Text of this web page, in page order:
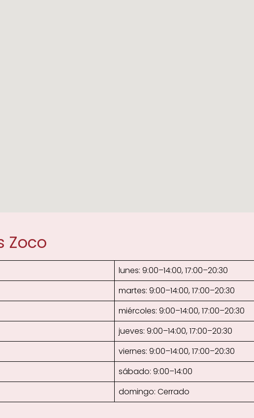
Zoco
lunes: 9:00–14:00, 17:00–20:30
martes: 9:00–14:00, 17:00–20:30
miércoles: 9:00–14:00, 17:00–20:30
jueves: 9:00–14:00, 17:00–20:30
viernes: 9:00–14:00, 17:00–20:30
sábado: 9:00–14:00
domingo: Cerrado